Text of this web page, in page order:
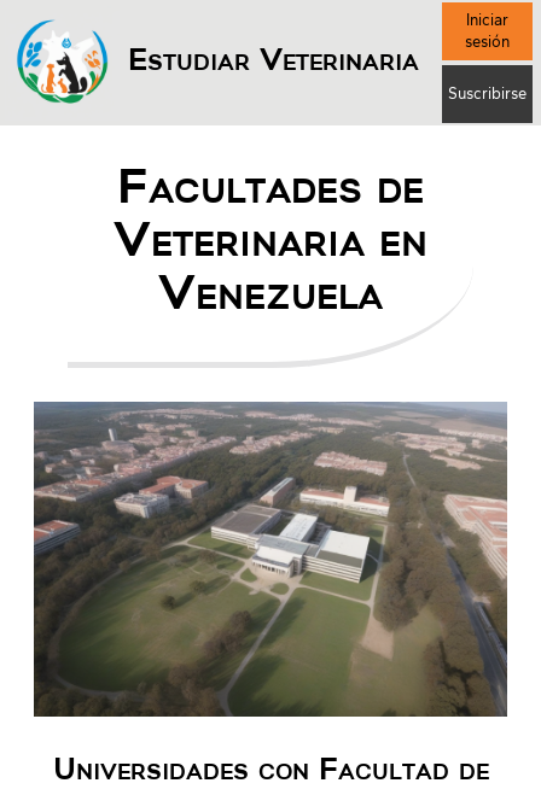
Estudiar Veterinaria
Iniciar
sesión
Suscribirse
Facultades de
Veterinaria en
Venezuela
Universidades con Facultad de